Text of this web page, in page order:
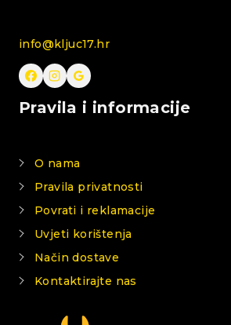
info@kljuc17.hr
Pravila i informacije
O nama
Pravila privatnosti
Povrati i reklamacije
Uvjeti korištenja
Način dostave
Kontaktirajte nas